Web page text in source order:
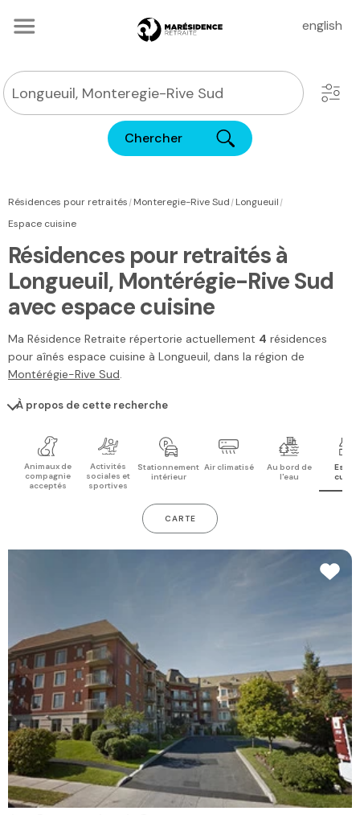
english
Chercher
Résidences pour retraités|Monteregie-Rive Sud|Longueuil|
Espace cuisine
Résidences pour retraités à
Longueuil, Montérégie-Rive Sud
avec espace cuisine
Ma Résidence Retraite répertorie actuellement 4 résidences
pour aînés espace cuisine à Longueuil, dans la région de
Montérégie-Rive Sud.
À propos de cette recherche
Animaux de
compagnie
acceptés
Activités
sociales et
sportives
Stationnement
intérieur
Air climatisé
Au bord de
l'eau
CARTE